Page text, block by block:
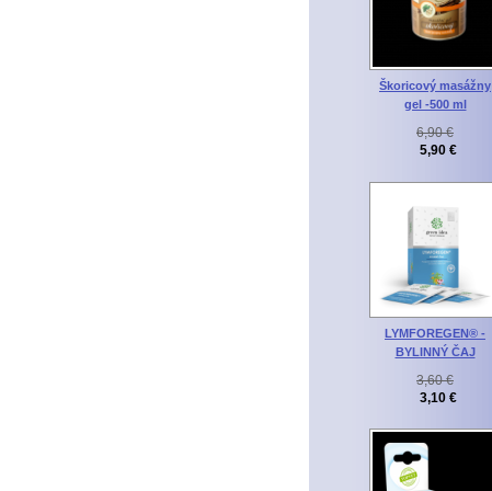
Škoricový masážny
gel -500 ml
6,90 €
5,90 €
LYMFOREGEN® -
BYLINNÝ ČAJ
3,60 €
3,10 €